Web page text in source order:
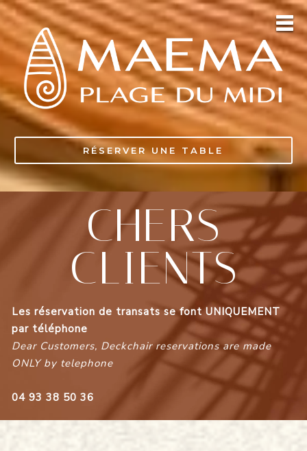
RÉSERVER UNE TABLE
CHERS
CLIENTS
Les réservation de transats se font UNIQUEMENT
par téléphone
Dear Customers, Deckchair reservations are made
ONLY by telephone
04 93 38 50 36